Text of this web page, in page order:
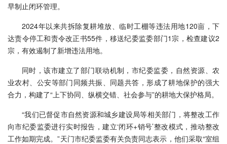
早制止闭环管理。
2024年以来共拆除复耕堆放、临时工棚等违法用地120亩，下
达责令停工和责令改正书55件，移送纪委监委部门1宗，检查建议2
宗，有效遏制了新增违法用地。
同时，该市建立了部门联动机制，市纪委监委，自然资源、农
业农村、公安等部门同频共振、同题共答，形成了耕地保护的强大
合力，构建了“上下协同、纵横交错、社会参与”的耕地大保护格局。
“我们已督促市自然资源和城乡建设局等相关部门，将整改工作
向市纪委监委进行实时报告，建立‘闭环+销号’整改模式，推动整改
工作如期完成。”天门市纪委监委有关负责同志表示，他们采取“室组